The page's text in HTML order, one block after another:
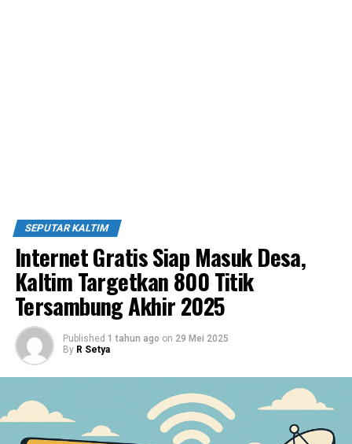
SEPUTAR KALTIM
Internet Gratis Siap Masuk Desa,
Kaltim Targetkan 800 Titik
Tersambung Akhir 2025
Published 1 tahun ago on 29 Mei 2025
By R Setya